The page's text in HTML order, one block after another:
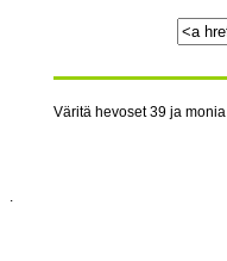
Väritä hevoset 39 ja
.